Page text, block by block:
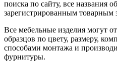
поиска по сайту, все названия
зарегистрированным товарным
Все мебельные изделия могут
образцов по цвету, размеру,
способами монтажа и
фурнитуры.